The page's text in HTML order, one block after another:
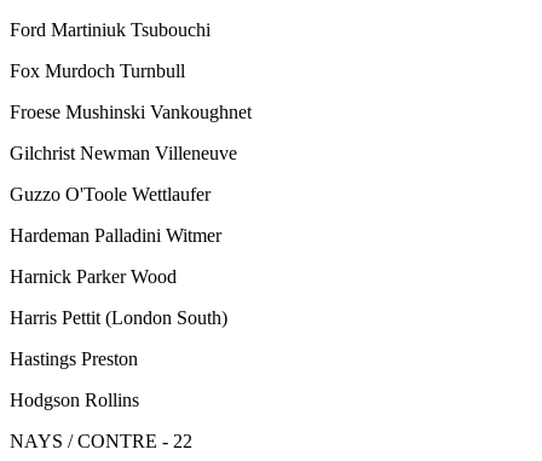
Ford Martiniuk Tsubouchi
Fox Murdoch Turnbull
Froese Mushinski Vankoughnet
Gilchrist Newman Villeneuve
Guzzo O'Toole Wettlaufer
Hardeman Palladini Witmer
Harnick Parker Wood
Harris Pettit (London South)
Hastings Preston
Hodgson Rollins
NAYS / CONTRE - 22